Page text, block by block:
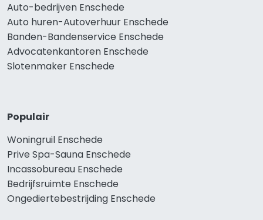
Auto-bedrijven Enschede
Auto huren-Autoverhuur Enschede
Banden-Bandenservice Enschede
Advocatenkantoren Enschede
Slotenmaker Enschede
Populair
Woningruil Enschede
Prive Spa-Sauna Enschede
Incassobureau Enschede
Bedrijfsruimte Enschede
Ongediertebestrijding Enschede